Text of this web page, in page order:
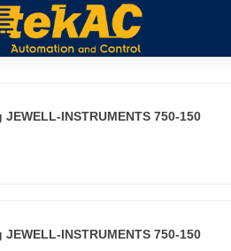
INSTRUMENTS 750-150
INSTRUMENTS 750-150